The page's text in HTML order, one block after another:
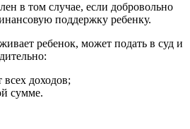
в том случае, если добровольно
поддержку ребенку.
ребенок, может подать в суд и
доходов;
сумме.